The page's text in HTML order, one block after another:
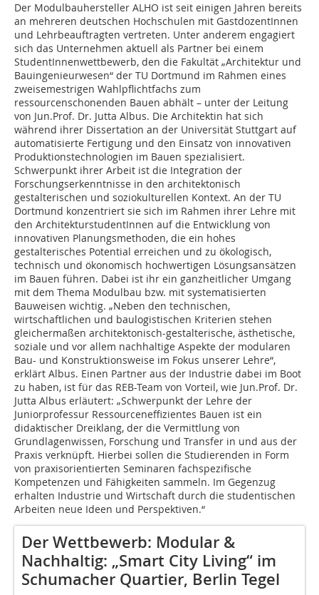
Der Modulbauhersteller ALHO ist seit einigen Jahren bereits
an mehreren deutschen Hochschulen mit GastdozentInnen
und Lehrbeauftragten vertreten. Unter anderem engagiert
sich das Unternehmen aktuell als Partner bei einem
StudentInnenwettbewerb, den die Fakultät „Architektur und
Bauingenieurwesen“ der TU Dortmund im Rahmen eines
zweisemestrigen Wahlpflichtfachs zum
ressourcenschonenden Bauen abhält – unter der Leitung
von Jun.Prof. Dr. Jutta Albus. Die Architektin hat sich
während ihrer Dissertation an der Universität Stuttgart auf
automatisierte Fertigung und den Einsatz von innovativen
Produktionstechnologien im Bauen spezialisiert.
Schwerpunkt ihrer Arbeit ist die Integration der
Forschungserkenntnisse in den architektonisch
gestalterischen und soziokulturellen Kontext. An der TU
Dortmund konzentriert sie sich im Rahmen ihrer Lehre mit
den ArchitekturstudentInnen auf die Entwicklung von
innovativen Planungsmethoden, die ein hohes
gestalterisches Potential erreichen und zu ökologisch,
technisch und ökonomisch hochwertigen Lösungsansätzen
im Bauen führen. Dabei ist ihr ein ganzheitlicher Umgang
mit dem Thema Modulbau bzw. mit systematisierten
Bauweisen wichtig. „Neben den technischen,
wirtschaftlichen und baulogistischen Kriterien stehen
gleichermaßen architektonisch-gestalterische, ästhetische,
soziale und vor allem nachhaltige Aspekte der modularen
Bau- und Konstruktionsweise im Fokus unserer Lehre“,
erklärt Albus. Einen Partner aus der Industrie dabei im Boot
zu haben, ist für das REB-Team von Vorteil, wie Jun.Prof. Dr.
Jutta Albus erläutert: „Schwerpunkt der Lehre der
Juniorprofessur Ressourcen­effizientes Bauen ist ein
didaktischer Dreiklang, der die Vermittlung von
Grundlagenwissen, Forschung und Transfer in und aus der
Praxis verknüpft. Hierbei sollen die Studierenden in Form
von praxisorientierten Seminaren fachspezifische
Kompetenzen und Fähigkeiten sammeln. Im Gegenzug
erhalten Industrie und Wirtschaft durch die studentischen
Arbeiten neue Ideen und Perspektiven.“
Der Wettbewerb: Modular &
Nachhaltig: „Smart City Living“ im
Schumacher Quartier, Berlin Tegel